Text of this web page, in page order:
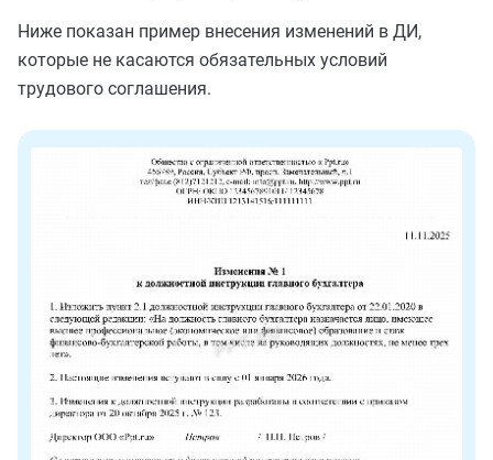
Ниже показан пример внесения изменений в ДИ,
которые не касаются обязательных условий
трудового соглашения.